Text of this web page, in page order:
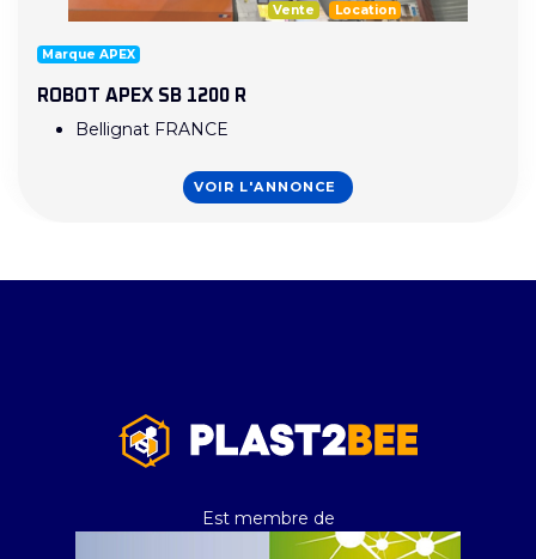
Vente Location
Marque APEX
ROBOT APEX SB 1200 R
Bellignat FRANCE
VOIR L'ANNONCE
Est membre de